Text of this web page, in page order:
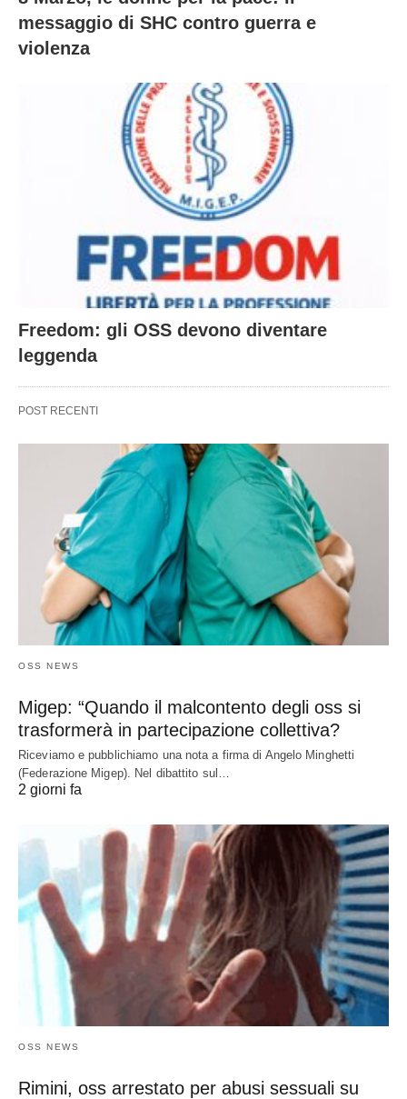
messaggio di SHC contro guerra e
violenza
Freedom: gli OSS devono diventare
leggenda
POST RECENTI
OSS NEWS
Migep: “Quando il malcontento degli oss si
trasformerà in partecipazione collettiva?
Riceviamo e pubblichiamo una nota a firma di Angelo Minghetti
(Federazione Migep). Nel dibattito sul…
2 giorni fa
OSS NEWS
Rimini, oss arrestato per abusi sessuali su